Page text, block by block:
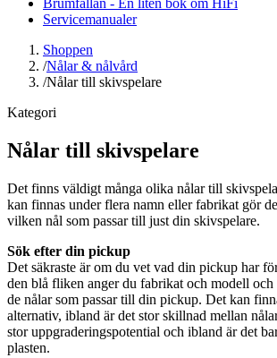
Servicemanualer
Shoppen
/Nålar & nålvård
/Nålar till skivspelare
Kategori
Nålar till skivspelare
Det finns väldigt många olika nålar till
kan finnas under flera namn eller fabrikat gör
vilken nål som passar till just din skivspelare.
Sök efter din pickup
Det säkraste är om du vet vad din pickup har
den blå fliken anger du fabrikat och modell och
de nålar som passar till din pickup. Det kan
alternativ, ibland är det stor skillnad mellan
stor uppgraderingspotential och ibland är det
plasten.